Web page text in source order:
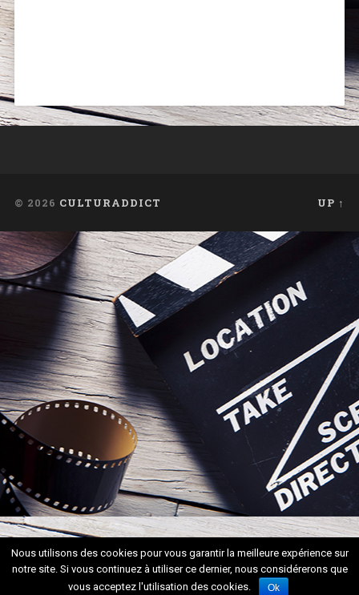
© 2026 CULTURADDICT UP ↑
Nous utilisons des cookies pour vous garantir la meilleure expérience sur
notre site. Si vous continuez à utiliser ce dernier, nous considérerons que
vous acceptez l'utilisation des cookies.
Ok